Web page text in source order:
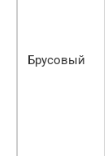
Брусовый